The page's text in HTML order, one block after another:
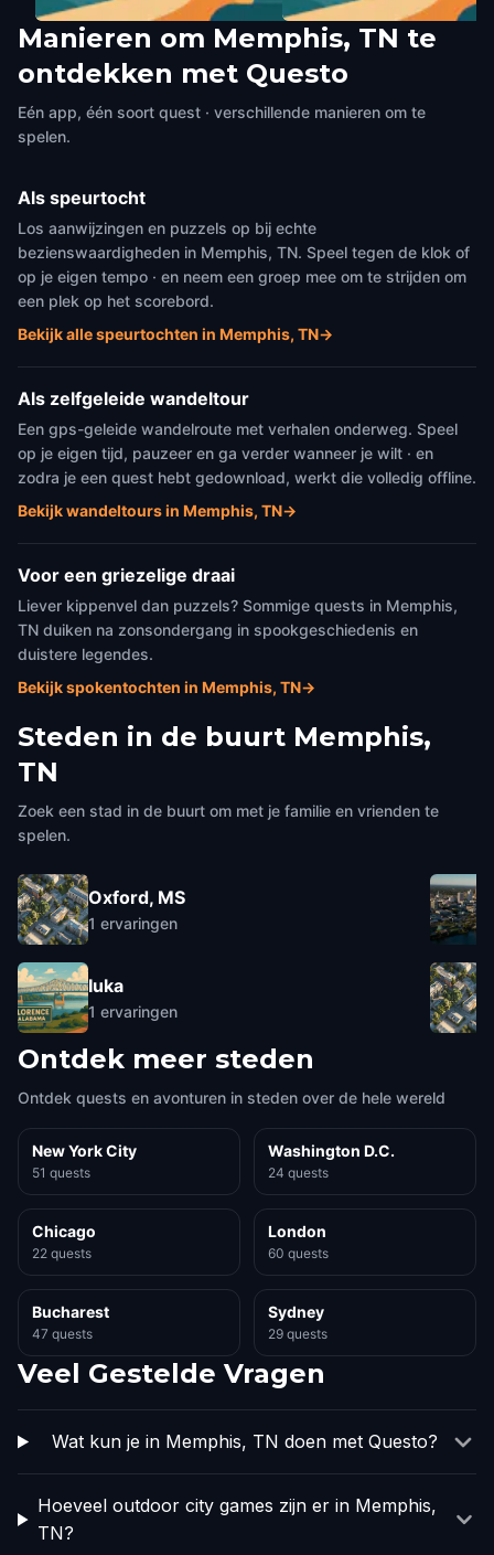
The Cotton Museum at the
Memphis Cotton Exchange
America
Belz Museum of Asian and
Judaic Art
America
Manieren om Memphis, TN te
ontdekken met Questo
Eén app, één soort quest · verschillende manieren om te
spelen.
Als speurtocht
Los aanwijzingen en puzzels op bij echte
bezienswaardigheden in Memphis, TN. Speel tegen de klok of
op je eigen tempo · en neem een groep mee om te strijden om
een plek op het scorebord.
Bekijk alle speurtochten in Memphis, TN→
Als zelfgeleide wandeltour
Een gps-geleide wandelroute met verhalen onderweg. Speel
op je eigen tijd, pauzeer en ga verder wanneer je wilt · en
zodra je een quest hebt gedownload, werkt die volledig offline.
Bekijk wandeltours in Memphis, TN→
Voor een griezelige draai
Liever kippenvel dan puzzels? Sommige quests in Memphis,
TN duiken na zonsondergang in spookgeschiedenis en
duistere legendes.
Bekijk spokentochten in Memphis, TN→
Steden in de buurt Memphis,
TN
Zoek een stad in de buurt om met je familie en vrienden te
spelen.
Oxford, MS
1 ervaringen
Iuka
1 ervaringen
Ontdek meer steden
Ontdek quests en avonturen in steden over de hele wereld
New York City
51 quests
Washington D.C.
24 quests
Chicago
22 quests
London
60 quests
Bucharest
47 quests
Sydney
29 quests
Veel Gestelde Vragen
Wat kun je in Memphis, TN doen met Questo?
Hoeveel outdoor city games zijn er in Memphis,
TN?